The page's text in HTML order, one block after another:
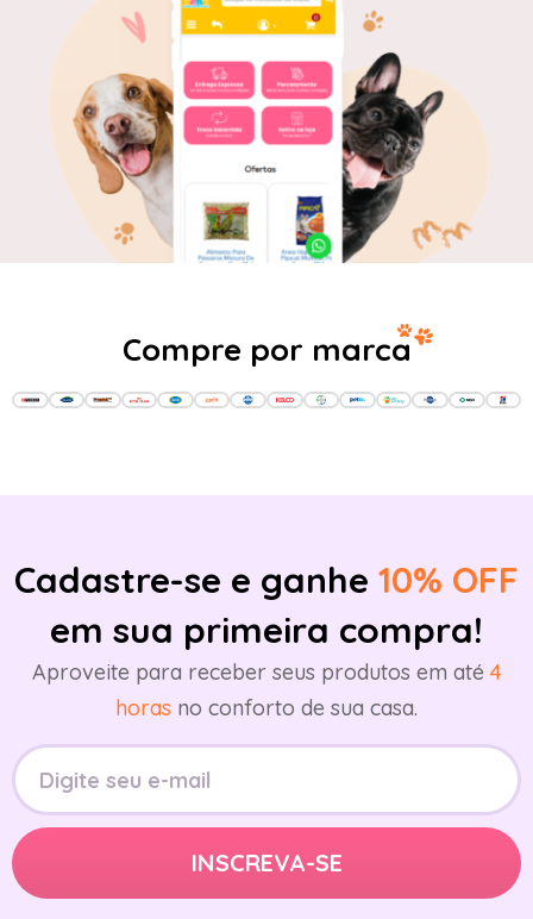
Compre por marca
Cadastre-se e ganhe 10% OFF
em sua primeira compra!
Aproveite para receber seus produtos em até 4
horas no conforto de sua casa.